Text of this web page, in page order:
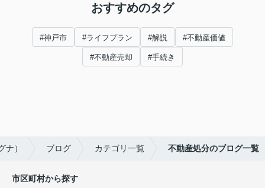
おすすめのタグ
#神戸市 #ライフプラン #解説 #不動産価値
#不動産売却 #手続き
） ブログ カテゴリ一覧 不動産処分のブログ一覧
市区町村から探す